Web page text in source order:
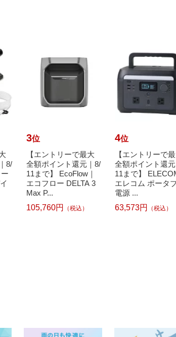
8/
3位
【エントリーで最大
全額ポイント還元｜8/
11まで】 EcoFlow｜
エコフロー DELTA 3
Max P...
105,760円
（税込）
4位
【エントリーで
全額ポイント還
11まで】
エレコム ポータ
電源 ...
63,573円
（税込）